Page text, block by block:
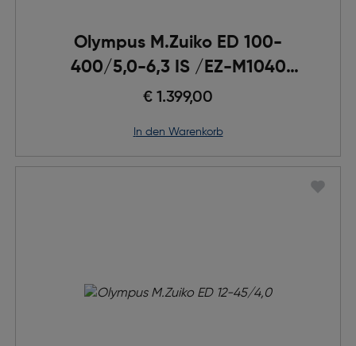
Olympus M.Zuiko ED 100-
400/5,0-6,3 IS /EZ-M1040
schwarz
€ 1.399,00
in den Warenkorb